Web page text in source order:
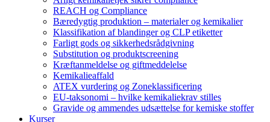
REACH og Compliance
Bæredygtig produktion – materialer og kemikalier
Klassifikation af blandinger og CLP etiketter
Farligt gods og sikkerhedsrådgivning
Substitution og produktscreening
Kræftanmeldelse og giftmeddelelse
Kemikalieaffald
ATEX vurdering og Zoneklassificering
EU-taksonomi – hvilke kemikaliekrav stilles
Gravide og ammendes udsættelse for kemiske stoffer
Kurser